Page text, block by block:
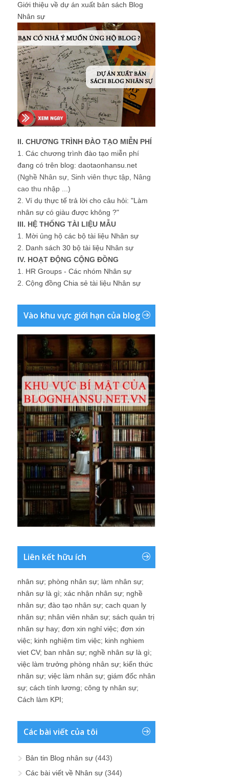
Giới thiệu về dự án xuất bản sách Blog
Nhân sự
II. CHƯƠNG TRÌNH ĐÀO TẠO MIỄN PHÍ
1. Các chương trình đào tạo miễn phí
đang có trên blog: daotaonhansu.net
(Nghề Nhân sự, Sinh viên thực tập, Nâng
cao thu nhập ...)
2. Ví dụ thực tế trả lời cho câu hỏi: "Làm
nhân sự có giàu được không ?"
III. HỆ THỐNG TÀI LIỆU MẪU
1. Mời ủng hộ các bộ tài liệu Nhân sự
2. Danh sách 30 bộ tài liệu Nhân sự
IV. HOẠT ĐỘNG CỘNG ĐỒNG
1. HR Groups - Các nhóm Nhân sự
2. Cộng đồng Chia sẻ tài liệu Nhân sự
Vào khu vực giới hạn của blog
Liên kết hữu ích
nhân sự; phòng nhân sự; làm nhân sự;
nhân sự là gì; xác nhận nhân sự; nghề
nhân sự; đào tạo nhân sự; cach quan ly
nhân sự; nhân viên nhân sự; sách quản trị
nhân sự hay; đơn xin nghỉ việc; đơn xin
việc; kinh nghiệm tìm việc; kinh nghiem
viet CV; ban nhân sự; nghề nhân sự là gì;
việc làm trưởng phòng nhân sự; kiến thức
nhân sự; việc làm nhân sự; giám đốc nhân
sự; cách tính lương; công ty nhân sự;
Cách làm KPI;
Các bài viết của tôi
Bản tin Blog nhân sự (443)
Các bài viết về Nhân sự (344)